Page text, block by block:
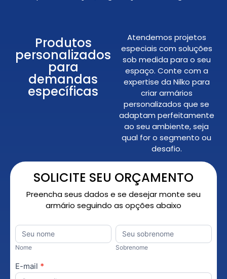
Produtos
personalizados
para
demandas
específicas
Atendemos projetos
especiais com soluções
sob medida para o seu
espaço. Conte com a
expertise da Nilko para
criar armários
personalizados que se
adaptam perfeitamente
ao seu ambiente, seja
qual for o segmento ou
desafio.
SOLICITE SEU ORÇAMENTO
Preencha seus dados e se desejar monte seu
armário seguindo as opções abaixo
Personalizado
Nome
Nome
Sobrenome
Sobrenome
E-mail *